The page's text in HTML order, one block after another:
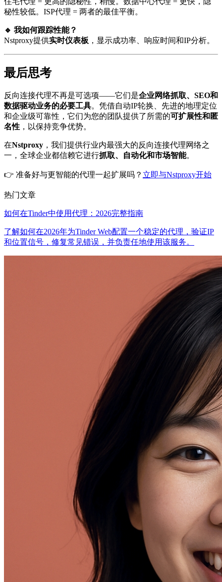
秘性较低。ISP代理 = 两者的最佳平衡。
🔹 我如何跟踪性能？
Nstproxy提供实时仪表板 ，显示成功率、响应时间和IP分析。
最后思考
反向连接代理不再是可选项——它们是企业网络抓取、SEO和
数据驱动业务的必要工具。凭借自动IP轮换、先进的地理定位
和企业级可靠性，它们为您的团队提供了所需的可扩展性和匿
名性 ，以保持竞争优势。
在Nstproxy ，我们提供行业内最强大的反向连接代理网络之
一，全球企业都信赖它进行抓取、自动化和市场智能。
👉 准备好与更智能的代理一起扩展吗？ 立即与Nstproxy开始
热门文章
如何在Tinder中使用代理：2026完整指南
了解如何在2026年为Tinder Web配置一个稳定的代理，验证IP
和位置信号，修复常见错误，并负责任地使用该服务。